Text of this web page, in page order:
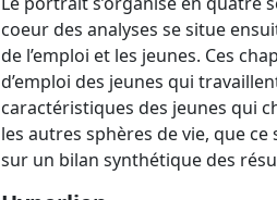
coeur des analyses se situe
de l’emploi et les jeunes. Ces
d’emploi des jeunes qui
caractéristiques des jeunes qui
les autres sphères de vie, que
sur un bilan synthétique des